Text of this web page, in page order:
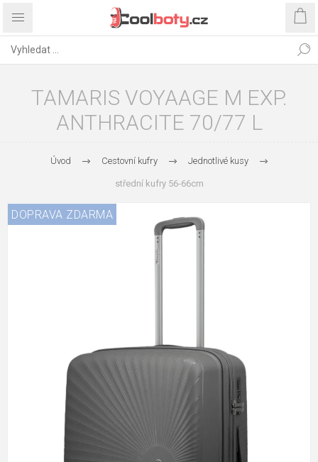
TAMARIS VOYAAGE M EXP.
ANTHRACITE 70/77 L
Úvod Cestovní kufry Jednotlivé kusy
střední kufry 56-66cm
DOPRAVA ZDARMA